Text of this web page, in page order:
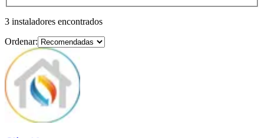
3 instaladores encontrados
Ordenar: